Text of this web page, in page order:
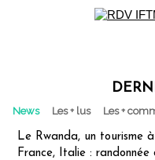
News Les + lus Les +
Le Rwanda, un tourisme
France, Italie :